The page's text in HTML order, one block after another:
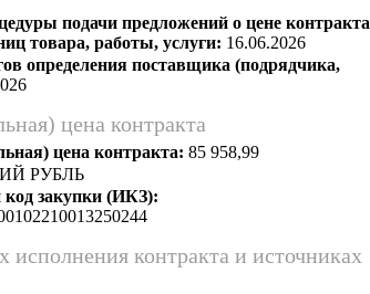
подачи предложений о цене контракта
товара, работы, услуги: 16.06.2026
определения поставщика (подрядчика,
цена контракта
цена контракта: 85 958,99
РУБЛЬ
закупки (ИКЗ):
контракта и источниках